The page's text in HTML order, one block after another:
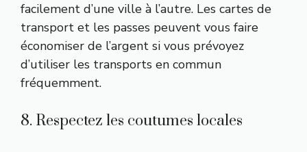
facilement d’une ville à l’autre. Les cartes de
transport et les passes peuvent vous faire
économiser de l’argent si vous prévoyez
d’utiliser les transports en commun
fréquemment.
8. Respectez les coutumes locales